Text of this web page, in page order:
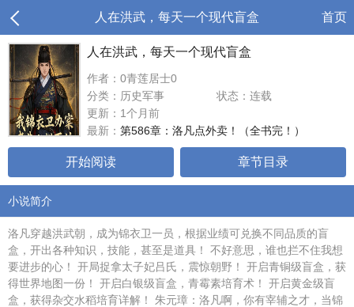
人在洪武，每天一个现代盲盒 首页
人在洪武，每天一个现代盲盒
作者：0青莲居士0
分类：历史军事
状态：连载
更新：1个月前
最新： 第586章：洛凡点外卖！（全书完！）
开始阅读 章节目录
小说简介
洛凡穿越洪武朝，成为锦衣卫一员，根据业绩可兑换不同品质的盲
盒，开出各种知识，技能，甚至是道具！ 不好意思，谁也拦不住我想
要进步的心！ 开局捉拿太子妃吕氏，震惊朝野！ 开启青铜级盲盒，获
得世界地图一份！ 开启白银级盲盒，青霉素培育术！ 开启黄金级盲
盒，获得杂交水稻培育详解！ 朱元璋：洛凡啊，你有宰辅之才，当锦